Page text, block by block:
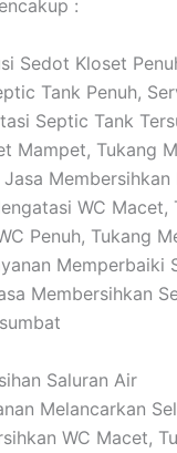
:
Sedot Kloset
Tank Penuh,
Septic Tank
Mampet, Tukang
WC Macet,
Penuh, Tukang
Membersihkan
Saluran Air
Melancarkan
WC Macet,